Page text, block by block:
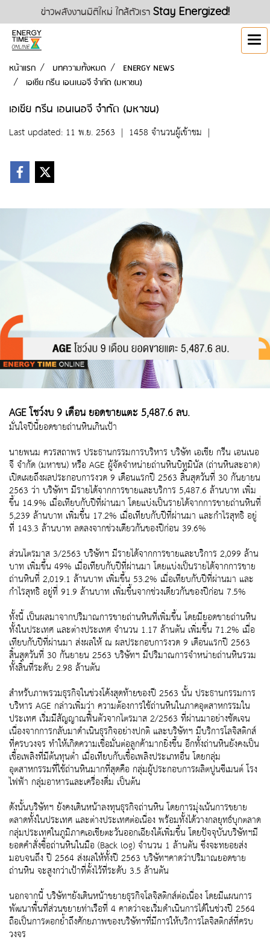
ข่าวพลังงานมิติใหม่ ใกล้ตัวเรา Stay Energized!
หน้าแรก บทความทั้งหมด
ENERGY NEWS
เอเชีย กรีน เอนเนอจี จำกัด (มหาชน)
เอเชีย กรีน เอนเนอจี จำกัด (มหาชน)
Last updated: 11 พ.ย. 2563 | 1458 จำนวนผู้เข้าชม |
AGE โชว์งบ 9 เดือน ยอดขายแตะ 5,487.6 ลบ.
มั่นใจปีนี้ยอดขายถ่านหินเกินเป้า
นายพนม ควรสถาพร ประธานกรรมการบริหาร บริษัท เอเชีย กรีน เอนเนอ
จี จำกัด (มหาชน) หรือ AGE ผู้จัดจำหน่ายถ่านหินบิทูมินัส (ถ่านหินสะอาด)
เปิดเผยถึงผลประกอบการงวด 9 เดือนแรกปี 2563 สิ้นสุดวันที่ 30 กันยายน
2563 ว่า บริษัทฯ มีรายได้จากการขายและบริการ 5,487.6 ล้านบาท เพิ่ม
ขึ้น 14.9% เมื่อเทียบกับปีที่ผ่านมา โดยแบ่งเป็นรายได้จากการขายถ่านหินที่
5,239 ล้านบาท เพิ่มขึ้น 17.2% เมื่อเทียบกับปีที่ผ่านมา และกำไรสุทธิ อยู่
ที่ 143.3 ล้านบาท ลดลงจากช่วงเดียวกันของปีก่อน 39.6%
ส่วนไตรมาส 3/2563 บริษัทฯ มีรายได้จากการขายและบริการ 2,099 ล้าน
บาท เพิ่มขึ้น 49% เมื่อเทียบกับปีที่ผ่านมา โดยแบ่งเป็นรายได้จากการขาย
ถ่านหินที่ 2,019.1 ล้านบาท เพิ่มขึ้น 53.2% เมื่อเทียบกับปีที่ผ่านมา และ
กำไรสุทธิ อยู่ที่ 91.9 ล้านบาท เพิ่มขึ้นจากช่วงเดียวกันของปีก่อน 7.5%
ทั้งนี้ เป็นผลมาจากปริมาณการขายถ่านหินที่เพิ่มขึ้น โดยมียอดขายถ่านหิน
ทั้งในประเทศ และต่างประเทศ จำนวน 1.17 ล้านตัน เพิ่มขึ้น 71.2% เมื่อ
เทียบกับปีที่ผ่านมา ส่งผลให้ ณ ผลประกอบการงวด 9 เดือนแรกปี 2563
สิ้นสุดวันที่ 30 กันยายน 2563 บริษัทฯ มีปริมาณการจำหน่ายถ่านหินรวม
ทั้งสิ้นที่ระดับ 2.98 ล้านตัน
สำหรับภาพรวมธุรกิจในช่วงโค้งสุดท้ายของปี 2563 นั้น ประธานกรรมการ
บริหาร AGE กล่าวเพิ่มว่า ความต้องการใช้ถ่านหินในภาคอุตสาหกรรมใน
ประเทศ เริ่มมีสัญญาณฟื้นตัวจากไตรมาส 2/2563 ที่ผ่านมาอย่างชัดเจน
เนื่องจากการกลับมาดำเนินธุรกิจอย่างปกติ และบริษัทฯ มีบริการโลจิสติกส์
ที่ครบวงจร ทำให้เกิดความเชื่อมั่นต่อลูกค้ามากยิ่งขึ้น อีกทั้งถ่านหินยังคงเป็น
เชื้อเพลิงที่มีต้นทุนต่ำ เมื่อเทียบกับเชื้อเพลิงประเภทอื่น โดยกลุ่ม
อุตสาหกรรมที่ใช้ถ่านหินมากที่สุดคือ กลุ่มผู้ประกอบการผลิตปูนซีเมนต์ โรง
ไฟฟ้า กลุ่มอาหารและเครื่องดื่ม เป็นต้น
ดังนั้นบริษัทฯ ยังคงเดินหน้าลงทุนธุรกิจถ่านหิน โดยการมุ่งเน้นการขยาย
ตลาดทั้งในประเทศ และต่างประเทศต่อเนื่อง พร้อมทั้งได้วางกลยุทธ์บุกตลาด
กลุ่มประเทศในภูมิภาคเอเชียตะวันออกเฉียงใต้เพิ่มขึ้น โดยปัจจุบันบริษัทฯมี
ยอดคำสั่งซื้อถ่านหินในมือ (Back log) จำนวน 1 ล้านตัน ซึ่งจะทยอยส่ง
มอบจนถึง ปี 2564 ส่งผลให้ทั้งปี 2563 บริษัทฯคาดว่าปริมาณยอดขาย
ถ่านหิน จะสูงกว่าเป้าที่ตั้งไว้ที่ระดับ 3.5 ล้านตัน
นอกจากนี้ บริษัทฯยังเดินหน้าขยายธุรกิจโลจิสติกส์ต่อเนื่อง โดยมีแผนการ
พัฒนาพื้นที่ส่วนขยายท่าเรือที่ 4 คาดว่าจะเริ่มดำเนินการได้ในช่วงปี 2564
ถือเป็นการตอกย้ำถึงศักยภาพของบริษัทฯที่มีการให้บริการโลจิสติกส์ที่ครบ
วงจร